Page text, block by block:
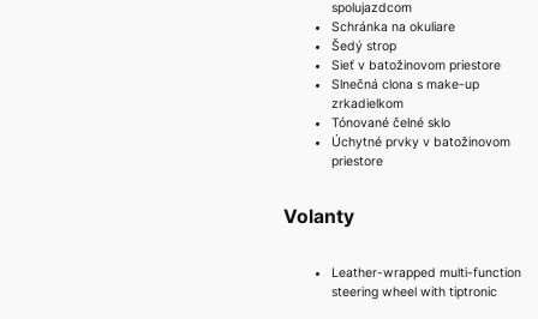
spolujazdcom
Schránka na okuliare
Šedý strop
Sieť v batožinovom priestore
Slnečná clona s make-up
zrkadielkom
Tónované čelné sklo
Úchytné prvky v batožinovom
priestore
Volanty
Leather-wrapped multi-function
steering wheel with tiptronic